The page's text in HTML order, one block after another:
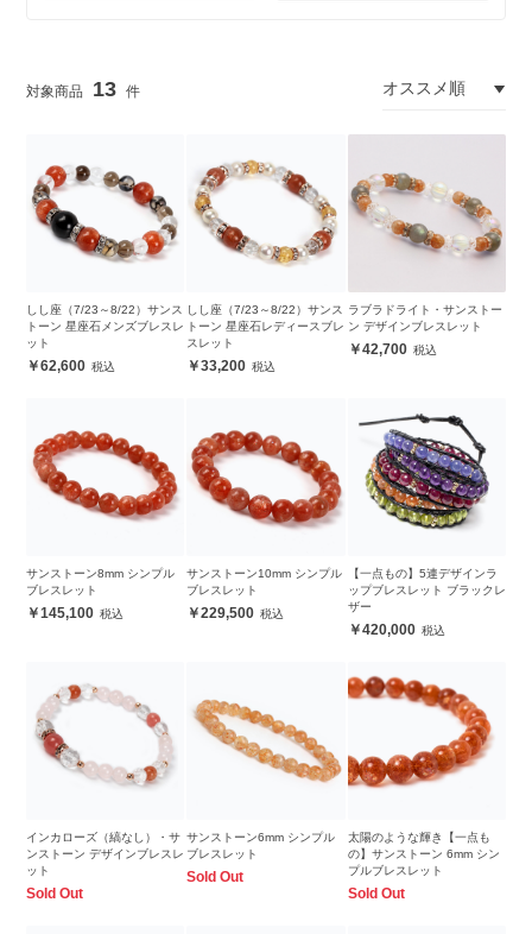
13
しし座（7/23～8/22）サンス
トーン 星座石メンズブレスレ
ット
62,600
しし座（7/23～8/22）サンス
トーン 星座石レディースブレ
スレット
33,200
ラブラドライト・サンストー
ン デザインブレスレット
42,700
サンストーン8mm シンプル
ブレスレット
145,100
サンストーン10mm シンプル
ブレスレット
229,500
【一点もの】5連デザインラ
ップブレスレット ブラックレ
ザー
420,000
インカローズ（縞なし）・サ
ンストーン デザインブレスレ
ット
Sold Out
サンストーン6mm シンプル
ブレスレット
Sold Out
太陽のような輝き【一点も
の】サンストーン 6mm シン
プルブレスレット
Sold Out